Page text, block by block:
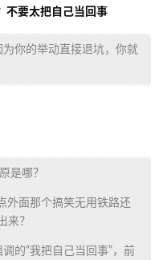
不要太把自己当回事
你的举动直接退坑，你就
是哪？
外面那个搞笑无用铁路还
来？
的“我把自己当回事”，前